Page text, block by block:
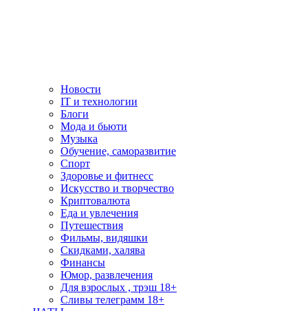
Новости
IT и технологии
Блоги
Мода и бьюти
Музыка
Обучение, саморазвитие
Спорт
Здоровье и фитнесс
Искусство и творчество
Криптовалюта
Еда и увлечения
Путешествия
Фильмы, видяшки
Скидками, халява
Финансы
Юмор, развлечения
Для взрослых , трэш 18+
Сливы телеграмм 18+